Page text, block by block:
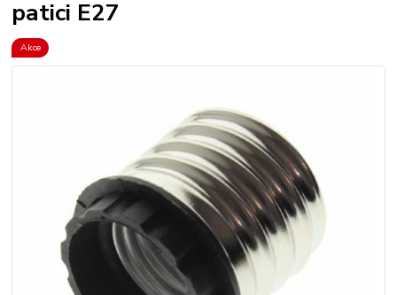
patici E27
Akce